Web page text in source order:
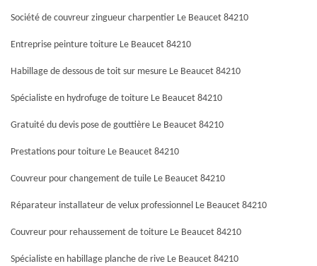
Société de couvreur zingueur charpentier Le Beaucet 84210
Entreprise peinture toiture Le Beaucet 84210
Habillage de dessous de toit sur mesure Le Beaucet 84210
Spécialiste en hydrofuge de toiture Le Beaucet 84210
Gratuité du devis pose de gouttière Le Beaucet 84210
Prestations pour toiture Le Beaucet 84210
Couvreur pour changement de tuile Le Beaucet 84210
Réparateur installateur de velux professionnel Le Beaucet 84210
Couvreur pour rehaussement de toiture Le Beaucet 84210
Spécialiste en habillage planche de rive Le Beaucet 84210